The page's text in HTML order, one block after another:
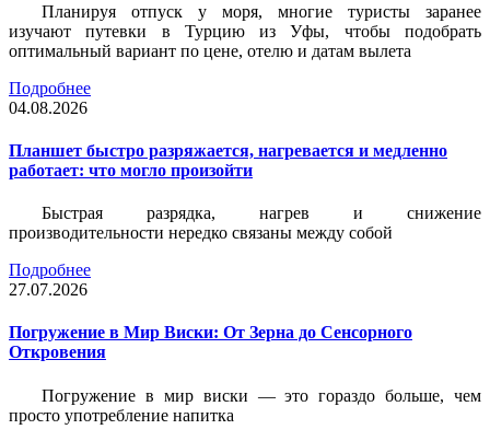
Планируя отпуск у моря, многие туристы заранее
изучают путевки в Турцию из Уфы, чтобы подобрать
оптимальный вариант по цене, отелю и датам вылета
Подробнее
04.08.2026
Планшет быстро разряжается, нагревается и медленно
работает: что могло произойти
Быстрая разрядка, нагрев и снижение
производительности нередко связаны между собой
Подробнее
27.07.2026
Погружение в Мир Виски: От Зерна до Сенсорного
Откровения
Погружение в мир виски — это гораздо больше, чем
просто употребление напитка